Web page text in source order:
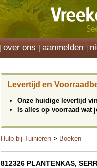
over ons aanmelden
Levertijd en
Onze huidige levertijd
Is alles op voorraad wat
Hulp bij Tuinieren > Boeken
812326 PLANTENKAS,